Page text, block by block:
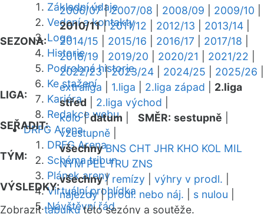
Základní údaje
Vedení a kontakty
Logo
Historie
Podrobná historie
Ke stažení
Kariéra
Redakce webu
DRFG Arena
DRFG Arena
Schéma tribun
Plánek areny
Virtuální prohlídka
Návštěvní řád
SEZONA:
2006/07|2007/08 2008/09 2009/10
2010/11|2011/12 2012/13 2013/14
2014/15
2015/16 2016/17 2017/18
2018/19
2019/20 2020/21 2021/22
2022/23|2023/24 2024/25 2025/26
LIGA:
extraliga 1.liga 2.liga západ
2.liga
střed
2.liga východ
SEŘADIT:
kolo|datum SMĚR: sestupně
vzestupně
TÝM:
všechny BNS CHT JHR KHO KOL MIL
NYM PEL TRU ZNS
VÝSLEDKY:
všechny| remízy výhry v prodl.
nájezdy|prodl. nebo náj. s nulou
Zobrazittabulkutéto sezóny a soutěže.